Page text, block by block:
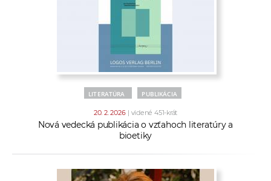
LITERATÚRA PUBLIKÁCIA
20. 2. 2026 | videné 451-krát
Nová vedecká publikácia o vzťahoch literatúry a
bioetiky